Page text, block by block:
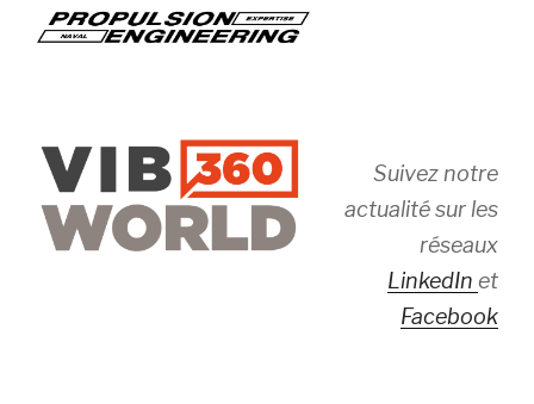
Suivez notre
actualité sur les
réseaux
LinkedIn et
Facebook